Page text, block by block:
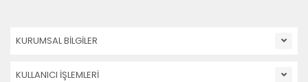
KURUMSAL BİLGİLER
KULLANICI İŞLEMLERİ